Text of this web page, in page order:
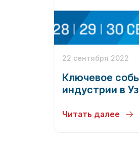
22 сентября 2022
Ключевое
индустрии в
2022
Читать далее